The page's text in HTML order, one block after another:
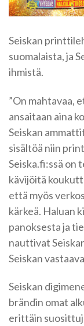
Seiskan
suomalaista, ja
ihmistä.
”On mahtavaa,
ansaitaan aina
Seiskan
sisältöä niin
Seiska.fi:ssä on
kävijöitä
että myös
kärkeä. Haluan
panoksesta ja
nauttivat
Seiskan
Seiskan
brändin omat
erittäin